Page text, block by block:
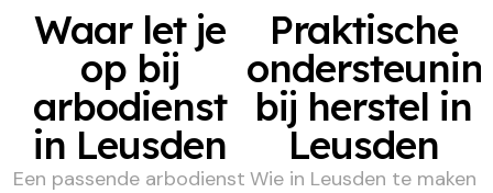
Waar let je
op bij
arbodienst
in Leusden
Een passende arbodienst
Praktische
bij herstel in
Leusden
Wie in Leusden te maken